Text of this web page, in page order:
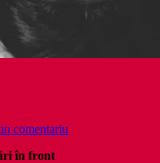
comentariu
în front